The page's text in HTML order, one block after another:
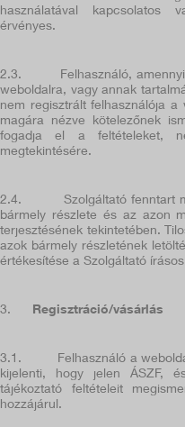
használatával kapcsolatos
érvényes.
2.3.
Felhasználó,
weboldalra, vagy annak
nem regisztrált felhasználója a
magára nézve kötelezőnek
fogadja el a feltételeket,
megtekintésére.
2.4.
Szolgáltató fenntart
bármely részlete és az azon
terjesztésének tekintetében.
azok bármely részletének
értékesítése a Szolgáltató
3. Regisztráció/vásárlás
3.1.
Felhasználó a
kijelenti, hogy jelen ÁSZF,
tájékoztató feltételeit
hozzájárul.